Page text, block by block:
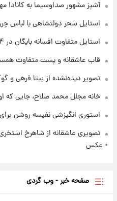
افشای محل
آشپز مشهور صداوسیما به کانادا
استایل سحر دولتشاهی با لباس
استایل متفاوت افسانه بایگان در ۶۴ سالگی + عکس
قاب عاشقانه و پست متفاوت
تصویر دیده‌نشده از بیتا
خانه مجلل محمد صلاح، جایی که
استوری انگیزشی نفیسه روشن
تصویری عاشقانه از شاهرخ
+ عکس
صفحه خبر - وب گردی